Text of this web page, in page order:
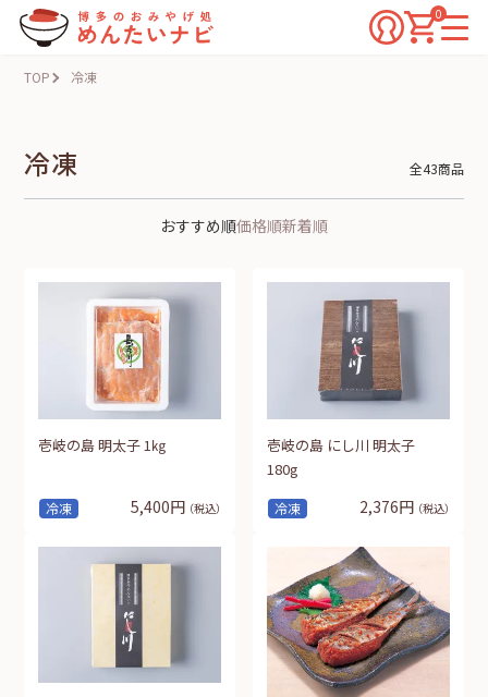
0
TOP 冷凍
冷凍 全43商品
おすすめ順価格順新着順
冷凍
壱岐の島 明太子 1㎏
5,400円 （税込） 冷凍
壱岐の島 にし川 明太子
180g
2,376円 （税込）